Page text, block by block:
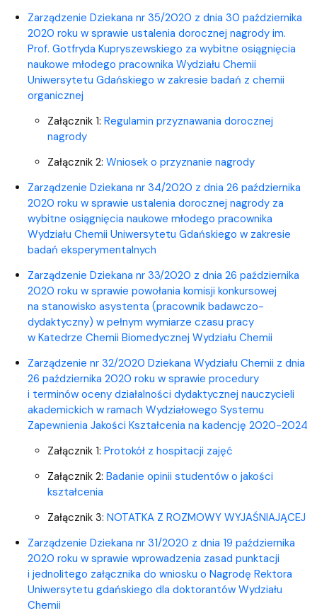
Zarządzenie Dziekana nr 35/2020 z dnia 30 października
2020 roku w sprawie ustalenia dorocznej nagrody im.
Prof. Gotfryda Kupryszewskiego za wybitne osiągnięcia
naukowe młodego pracownika Wydziału Chemii
Uniwersytetu Gdańskiego w zakresie badań z chemii
organicznej
Załącznik 1: Regulamin przyznawania dorocznej
nagrody
Załącznik 2: Wniosek o przyznanie nagrody
Zarządzenie Dziekana nr 34/2020 z dnia 26 października
2020 roku w sprawie ustalenia dorocznej nagrody za
wybitne osiągnięcia naukowe młodego pracownika
Wydziału Chemii Uniwersytetu Gdańskiego w zakresie
badań eksperymentalnych
Zarządzenie Dziekana nr 33/2020 z dnia 26 października
2020 roku w sprawie powołania komisji konkursowej
na stanowisko asystenta (pracownik badawczo-
dydaktyczny) w pełnym wymiarze czasu pracy
w Katedrze Chemii Biomedycznej Wydziału Chemii
Zarządzenie nr 32/2020 Dziekana Wydziału Chemii z dnia
26 października 2020 roku w sprawie procedury
i terminów oceny działalności dydaktycznej nauczycieli
akademickich w ramach Wydziałowego Systemu
Zapewnienia Jakości Kształcenia na kadencję 2020-2024
Załącznik 1: Protokół z hospitacji zajęć
Załącznik 2: Badanie opinii studentów o jakości
kształcenia
Załącznik 3: NOTATKA Z ROZMOWY WYJAŚNIAJĄCEJ
Zarządzenie Dziekana nr 31/2020 z dnia 19 października
2020 roku w sprawie wprowadzenia zasad punktacji
i jednolitego załącznika do wniosku o Nagrodę Rektora
Uniwersytetu gdańskiego dla doktorantów Wydziału
Chemii